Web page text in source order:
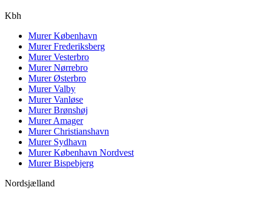
Kbh
MurerKøbenhavn
MurerFrederiksberg
MurerVesterbro
MurerNørrebro
MurerØsterbro
MurerValby
MurerVanløse
MurerBrønshøj
MurerAmager
MurerChristianshavn
Murer Sydhavn
MurerKøbenhavn Nordvest
MurerBispebjerg
Nordsjælland